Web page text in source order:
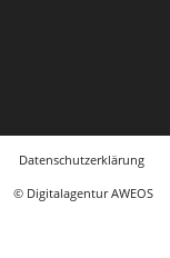
Datenschutzerklärung
© Digitalagentur AWEOS